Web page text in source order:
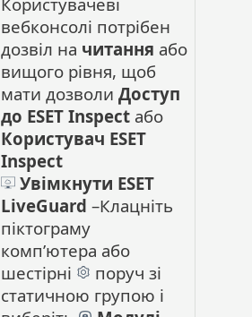
вебконсолі потрібен
дозвіл на читання або
вищого рівня, щоб
мати дозволи Доступ
до ESET Inspect або
Користувач ESET
Inspect
Увімкнути ESET
LiveGuard –Клацніть
піктограму
комп’ютера або
шестірні
поруч зі
статичною групою і